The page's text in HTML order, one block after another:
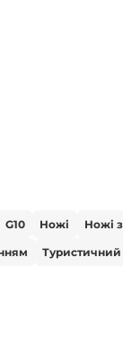
G10 Ножі Ножі
Туристичний